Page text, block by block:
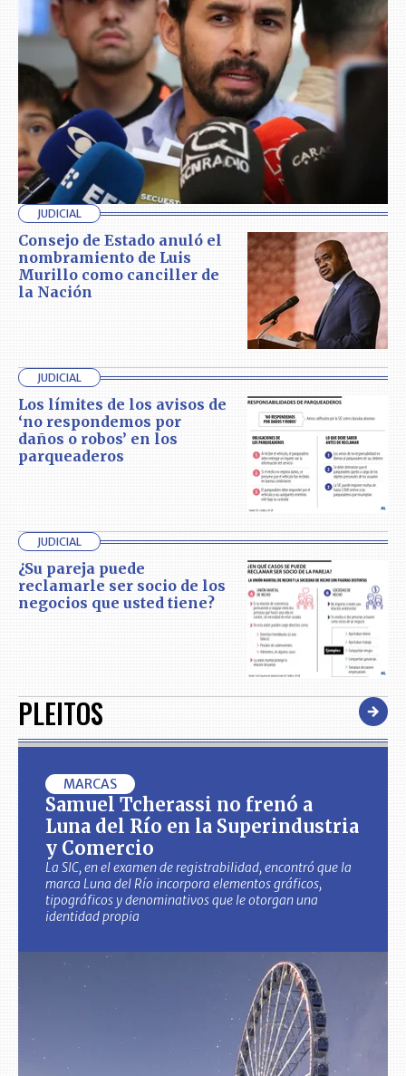
JUDICIAL
Consejo de Estado anuló el
nombramiento de Luis
Murillo como canciller de
la Nación
JUDICIAL
Los límites de los avisos de
‘no respondemos por
daños o robos’ en los
parqueaderos
JUDICIAL
¿Su pareja puede
reclamarle ser socio de los
negocios que usted tiene?
PLEITOS
MARCAS
Samuel Tcherassi no frenó a
Luna del Río en la Superindustria
y Comercio
La SIC, en el examen de registrabilidad, encontró que la
marca Luna del Río incorpora elementos gráficos,
tipográficos y denominativos que le otorgan una
identidad propia